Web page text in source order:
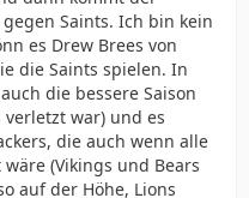
Saints. Ich bin kein
es Drew Brees von
die Saints spielen. In
die bessere Saison
war) und es
die auch wenn alle
(Vikings und Bears
auf der Höhe, Lions